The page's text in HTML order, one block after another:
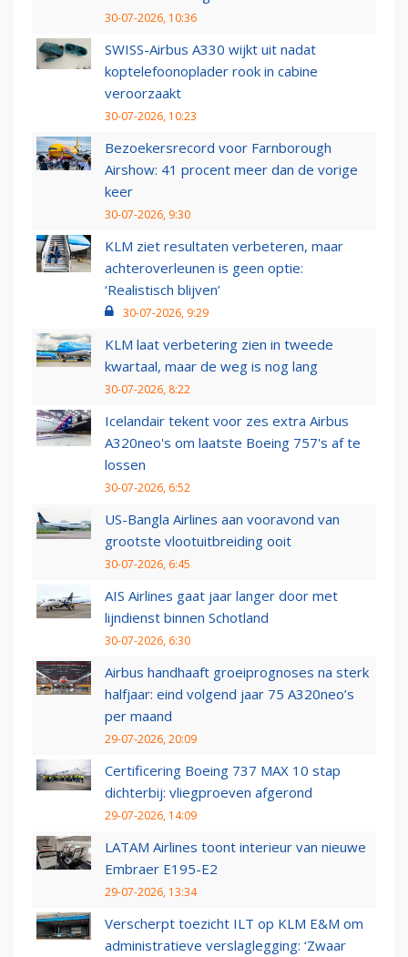
30-07-2026, 10:36
SWISS-Airbus A330 wijkt uit nadat
koptelefoonoplader rook in cabine
veroorzaakt
30-07-2026, 10:23
Bezoekersrecord voor Farnborough
Airshow: 41 procent meer dan de vorige
keer
30-07-2026, 9:30
KLM ziet resultaten verbeteren, maar
achteroverleunen is geen optie:
‘Realistisch blijven’
30-07-2026, 9:29
KLM laat verbetering zien in tweede
kwartaal, maar de weg is nog lang
30-07-2026, 8:22
Icelandair tekent voor zes extra Airbus
A320neo's om laatste Boeing 757's af te
lossen
30-07-2026, 6:52
US-Bangla Airlines aan vooravond van
grootste vlootuitbreiding ooit
30-07-2026, 6:45
AIS Airlines gaat jaar langer door met
lijndienst binnen Schotland
30-07-2026, 6:30
Airbus handhaaft groeiprognoses na sterk
halfjaar: eind volgend jaar 75 A320neo’s
per maand
29-07-2026, 20:09
Certificering Boeing 737 MAX 10 stap
dichterbij: vliegproeven afgerond
29-07-2026, 14:09
LATAM Airlines toont interieur van nieuwe
Embraer E195-E2
29-07-2026, 13:34
Verscherpt toezicht ILT op KLM E&M om
administratieve verslaglegging: ‘Zwaar